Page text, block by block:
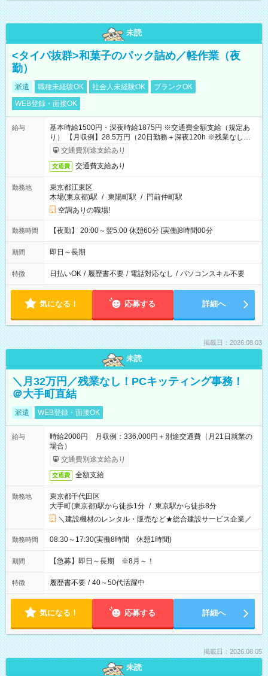
未読
<タイパ抜群>和菓子のパック詰め／軽作業（夜
勤）
派遣 職種未経験OK 社会人未経験OK
ブランクOK
WEB登録・面接OK
給与
基本時給1500円・深夜時給1875円 ※交通費全額支給（規定あ
り） 【月収例】28.5万円（20日勤務＋深夜120h ※残業なしの場
合）交通費別途支給あり
交通費 交通費支給あり
勤務地
東京都江東区
木場(東京都)駅 / 東陽町駅 / 門前仲町駅
空調ありの職場!
勤務時間 【夜勤】 20:00～翌5:00 休憩60分 [実働]8時間00分
期間 即日～長期
特徴 日払いOK / 履歴書不要 / 電話対応なし / パソコンスキル不要
気になる！ 応募する 詳細へ
掲載日：2026.08.03
未読
＼月32万円／残業なし！PCキッティング事務！
＠大手町直結
派遣 WEB登録・面接OK
給与
時給2000円 月収例：336,000円＋別途交通費（月21日就業の
場合）
交通費別途支給あり
交通費 全額支給
勤務地
東京都千代田区
大手町(東京都)駅から徒歩1分 / 東京駅から徒歩8分
＼建設機材のレンタル・販売など★総合建設サービス企業／
勤務時間 08:30～17:30(実働8時間 休憩1時間)
期間 【急募】即日～長期 ※8月～！
特徴 履歴書不要 / 40～50代活躍中
気になる！ 応募する 詳細へ
掲載日：2026.08.05
未読